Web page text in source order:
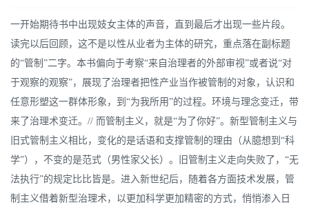
一开始期待书中出现妓女主体的声音，直到最后才出现一些片段。
读完以后回顾，这不是以性从业者为主体的研究，重点落在副标题
的“管制”二字。本书偏向于考察“来自治理者的外部审视”或者说“对
于观察的观察”，展现了治理者把性产业当作被管制的对象，认识和
任意形塑这一群体形象，到“为我所用”的过程。环境与理念变迁，带
来了治理术变迁。// 而管制主义，就是“为了你好”。新型管制主义与
旧式管制主义相比，变化的是话语和支撑管制的理由（从臆想到“科
学”），不变的是范式（男性家父长）。旧管制主义走向失败了，“无
法执行”的规定比比皆是。进入新世纪后，随着各方面技术发展，管
制主义借着新型治理术，以更加科学更加精密的方式，悄悄渗入日